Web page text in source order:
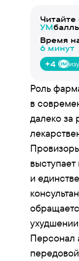
Читайте
УМ
Время
6 минут
+4
Роль
в
далеко за
и
Персонал